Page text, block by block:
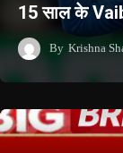
15 साल के
By Krishna